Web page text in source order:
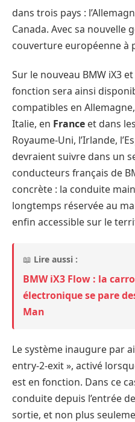
dans trois pays :
Canada. Avec sa nouvelle
couverture européenne à
Sur le nouveau BMW iX3
fonction sera ainsi
compatibles en
Italie, en France et dans
Royaume-Uni, l’Irlande,
devraient suivre dans un
conducteurs français de
concrète : la conduite
longtemps réservée au
enfin accessible sur le
📖 Lire aussi :
BMW iX3 Flow : la
électronique se pare
Man
Le système inaugure par
entry-2-exit », activé
est en fonction. Dans ce
conduite depuis l’entrée
sortie, et non plus